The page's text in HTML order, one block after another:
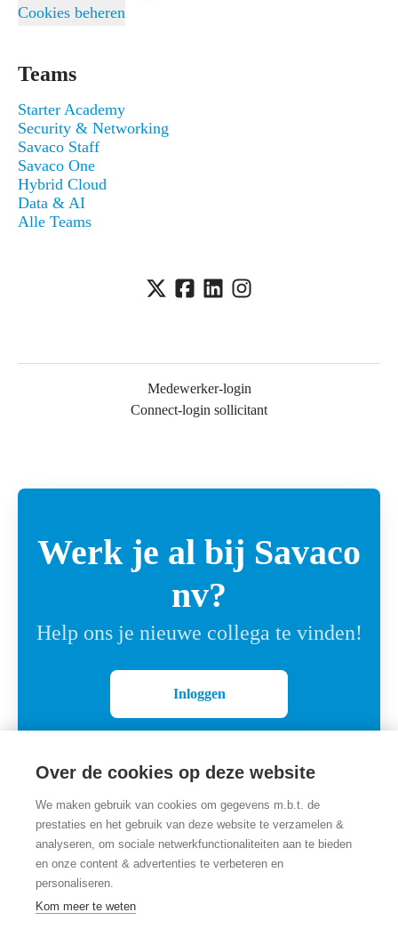
Over de cookies op deze website
We maken gebruik van cookies om gegevens m.b.t. de
prestaties en het gebruik van deze website te verzamelen &
analyseren, om sociale netwerkfunctionaliteiten aan te bieden
en onze content & advertenties te verbeteren en
personaliseren.
Kom meer te weten
Cookies beheren
Teams
Starter Academy
Security & Networking
Savaco Staff
Savaco One
Hybrid Cloud
Data & AI
Alle Teams
Medewerker-login
Connect-login sollicitant
Werk je al bij Savaco
nv?
Help ons je nieuwe collega te vinden!
Inloggen
Employer branding